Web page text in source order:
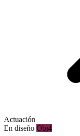
Actuación
En diseño Obj4